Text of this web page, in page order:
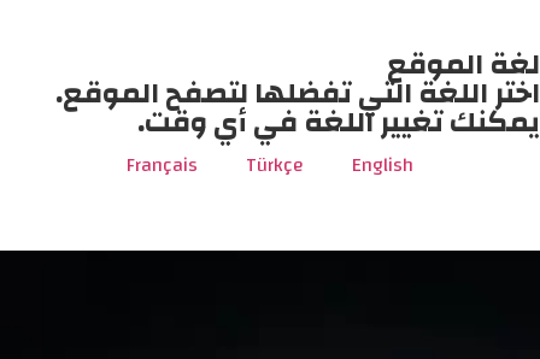
لغة الموقع
اختر اللغة التي تفضلها لتصفح الموقع.
يمكنك تغيير اللغة في أي وقت.
English
Türkçe
Français